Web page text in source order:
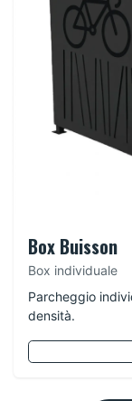
Box Buisson
Box individuale
Parcheggio
densità.